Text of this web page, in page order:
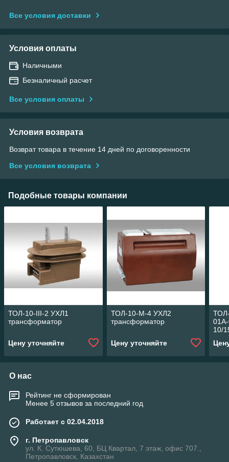
Все условия доставки
Условия оплаты
Наличными
Безналичный расчет
Все условия оплаты
Условия возврата
Возврат товара в течение 14 дней по договоренности
Все условия возврата
Подобные товары компании
ТОЛ-10-III-2 УХЛ1
трансформатор
Цену уточняйте
ТОЛ-10-М-4 УХЛ2
трансформатор
Цену уточняйте
10/
О нас
Рейтинг не сформирован
Менее 5 отзывов за последний год
Работает с 02.04.2018
г. Петропавловск
ул. К. Сутюшева, 60, БЦ Квартал, 7 этаж, офис 707.,
Петропавловск, Казахстан